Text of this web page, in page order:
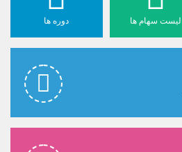
لیست سهام ها دوره ها